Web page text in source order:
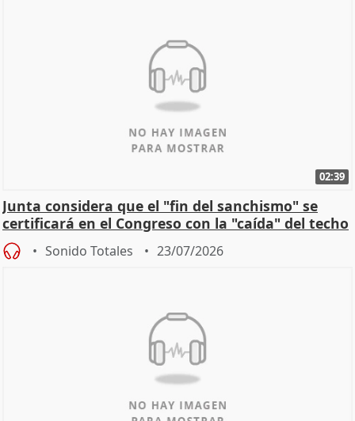
02:39
Junta considera que el "fin del sanchismo" se
certificará en el Congreso con la "caída" del techo
de
Sonido Totales 23/07/2026